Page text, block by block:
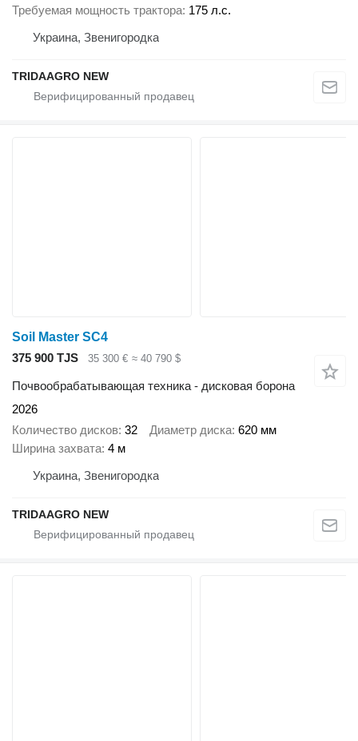
Требуемая мощность трактора 175 л.с.
Украина, Звенигородка
TRIDAAGRO NEW
Soil Master SC4
375 900 TJS
35 300 € ≈ 40 790 $
Почвообрабатывающая техника - дисковая борона
2026
Количество дисков 32 Диаметр диска 620 мм
Ширина захвата 4 м
Украина, Звенигородка
TRIDAAGRO NEW